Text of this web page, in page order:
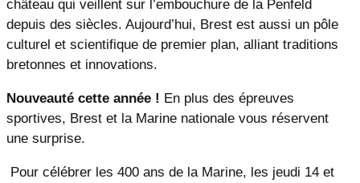
château qui veillent sur l’embouchure de la Penfeld
depuis des siècles. Aujourd’hui, Brest est aussi un pôle
culturel et scientifique de premier plan, alliant traditions
bretonnes et innovations.
Nouveauté cette année ! En plus des épreuves
sportives, Brest et la Marine nationale vous réservent
une surprise.
Pour célébrer les 400 ans de la Marine, les jeudi 14 et